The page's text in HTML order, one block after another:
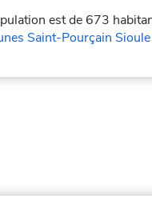
est de 673
Saint-Pourçain